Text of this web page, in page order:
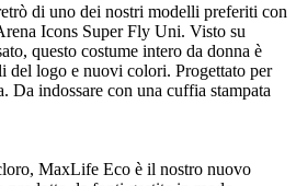
di uno dei nostri modelli preferiti con
Icons Super Fly Uni. Visto su
questo costume intero da donna è
del logo e nuovi colori. Progettato per
Da indossare con una cuffia stampata
MaxLife Eco è il nostro nuovo